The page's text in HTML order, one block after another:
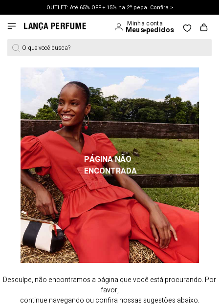
OUTLET: Até 65% OFF + 15% na 2ª peça. Confira >
LANÇAMENTO PRIMAVERA 27. Clique e aproveite.
O que você busca?
PÁGINA NÃO
ENCONTRADA
Desculpe, não encontramos a página que você está procurando. Por
favor,
continue navegando ou confira nossas sugestões abaixo.